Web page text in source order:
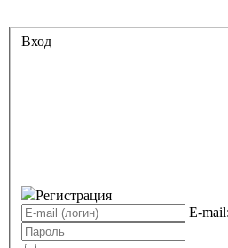
Вход
Регистрация
E-mail: